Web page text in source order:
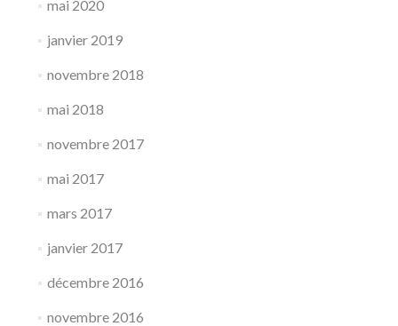
mai 2020
janvier 2019
novembre 2018
mai 2018
novembre 2017
mai 2017
mars 2017
janvier 2017
décembre 2016
novembre 2016